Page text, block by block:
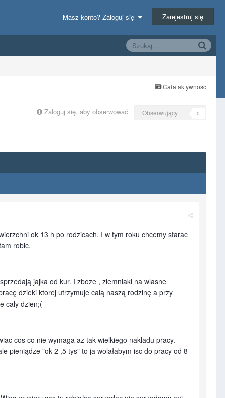
Masz konto? Zaloguj się Zarejestruj się
Cała aktywność
Zaloguj się, aby obserwować Obserwujący 0
ok 13 h po rodzicach. I w tym roku chcemy starac
robic.
jajka od kur. I zboze , ziemniaki na wlasne
dzieki ktorej utrzymuje calą naszą rodzinę a przy
caly dzien;(
cos co nie wymaga az tak wielkiego nakladu pracy.
pieniądze "ok 2 ,5 tys" to ja wolałabym isc do pracy od 8